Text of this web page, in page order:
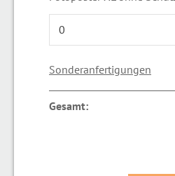
Sonderanfertigungen
Gesamt: